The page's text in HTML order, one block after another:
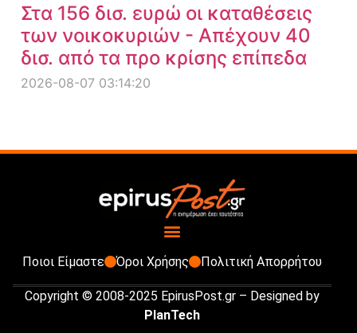
Στα 156 δισ. ευρώ οι καταθέσεις
των νοικοκυριών - Απέχουν 40
δισ. από τα προ κρίσης επίπεδα
2026-08-07 03:14:20
Ποιοι Είμαστε Όροι Χρήσης Πολιτική Απορρήτου
Copyright © 2008-2025 EpirusPost.gr – Designed by
PlanTech